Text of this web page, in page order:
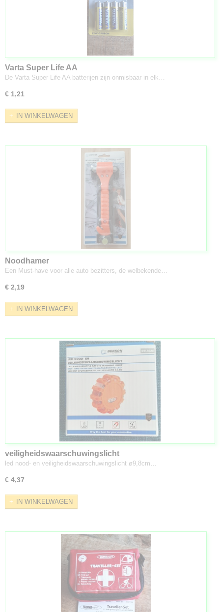
Varta Super Life AA
De Varta Super Life AA batterijen zijn onmisbaar in elk…
€ 1,21
IN WINKELWAGEN
Noodhamer
Een Must-have voor alle auto bezitters, de welbekende…
€ 2,19
IN WINKELWAGEN
veiligheidswaarschuwingslicht
led nood- en veiligheidswaarschuwingslicht ø9,8cm…
€ 4,37
IN WINKELWAGEN